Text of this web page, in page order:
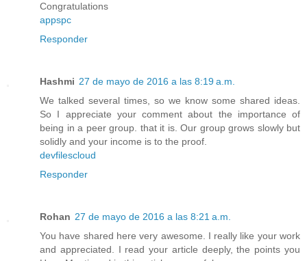
Congratulations
appspc
Responder
Hashmi 27 de mayo de 2016 a las 8:19 a.m.
We talked several times, so we know some shared ideas.
So I appreciate your comment about the importance of
being in a peer group. that it is. Our group grows slowly but
solidly and your income is to the proof.
devfilescloud
Responder
Rohan 27 de mayo de 2016 a las 8:21 a.m.
You have shared here very awesome. I really like your work
and appreciated. I read your article deeply, the points you